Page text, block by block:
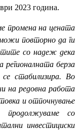
2023 година.
промена на цената
повторно да ги
со надеж дека
берза
стабилизира. Во
на редовна работа
и отпочнување
продолжуваме со
инвестициски